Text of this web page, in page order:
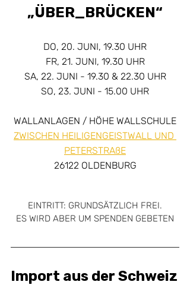
„ÜBER_BRÜCKEN“
DO, 20. JUNI, 19.30 UHR
FR, 21. JUNI, 19.30 UHR
SA, 22. JUNI - 19.30 & 22.30 UHR
SO, 23. JUNI - 15.00 UHR
WALLANLAGEN / HÖHE WALLSCHULE
ZWISCHEN HEILIGENGEISTWALL UND
PETERSTRAßE
26122 OLDENBURG
EINTRITT: GRUNDSÄTZLICH FREI.
ES WIRD ABER UM SPENDEN GEBETEN
Import aus der Schweiz